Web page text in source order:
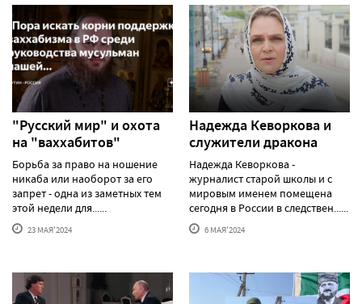
"Русский мир" и охота
на "ваххабитов"
Борьба за право на ношение
никаба или наоборот за его
запрет - одна из заметных тем
этой недели для......
23 МАЯ'2024
Надежда Кеворкова и
служители дракона
Надежда Кеворкова -
журналист старой школы и с
мировым именем помещена
сегодня в России в следствен......
6 МАЯ'2024